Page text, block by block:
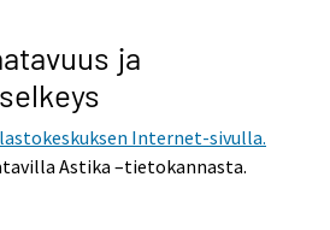
ja
Internet-sivulla.
Astika –tietokannasta.